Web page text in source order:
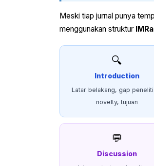
Meski tiap jurnal punya
menggunakan struktur
🔍
Introduction
Latar belakang, gap
novelty, tujuan
💬
Discussion